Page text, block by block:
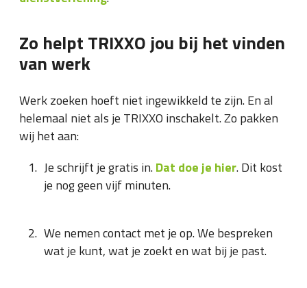
Zo helpt TRIXXO jou bij het vinden
van werk
Werk zoeken hoeft niet ingewikkeld te zijn. En al
helemaal niet als je TRIXXO inschakelt. Zo pakken
wij het aan:
Je schrijft je gratis in.Dat doe je hier. Dit kost
je nog geen vijf minuten.
We nemen contact met je op. We bespreken
wat je kunt, wat je zoekt en wat bij je past.